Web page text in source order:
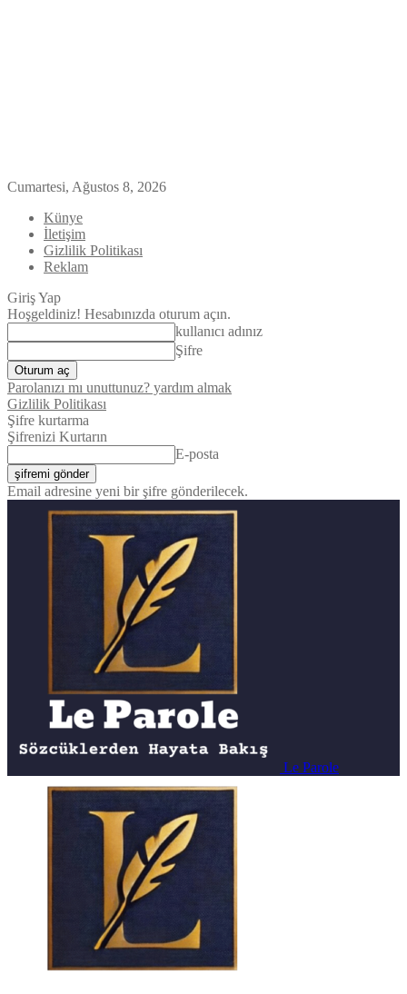
Cumartesi, Ağustos 8, 2026
Künye
İletişim
Gizlilik Politikası
Reklam
Giriş Yap
Hoşgeldiniz! Hesabınızda oturum açın.
kullanıcı adınız
Şifre
Parolanızı mı unuttunuz? yardım almak
Gizlilik Politikası
Şifre kurtarma
Şifrenizi Kurtarın
E-posta
Email adresine yeni bir şifre gönderilecek.
Le Parole